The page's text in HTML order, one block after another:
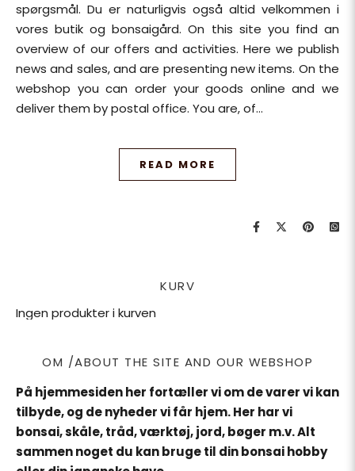
spørgsmål. Du er naturligvis også altid velkommen i
vores butik og bonsaigård. On this site you find an
overview of our offers and activities. Here we publish
news and sales, and are presenting new items. On the
webshop you can order your goods online and we
deliver them by postal office. You are, of…
READ MORE
KURV
Ingen produkter i kurven
OM /ABOUT THE SITE AND OUR WEBSHOP
På hjemmesiden her fortæller vi om de varer vi kan
tilbyde, og de nyheder vi får hjem. Her har vi
bonsai, skåle, tråd, værktøj, jord, bøger m.v. Alt
sammen noget du kan bruge til din bonsai hobby